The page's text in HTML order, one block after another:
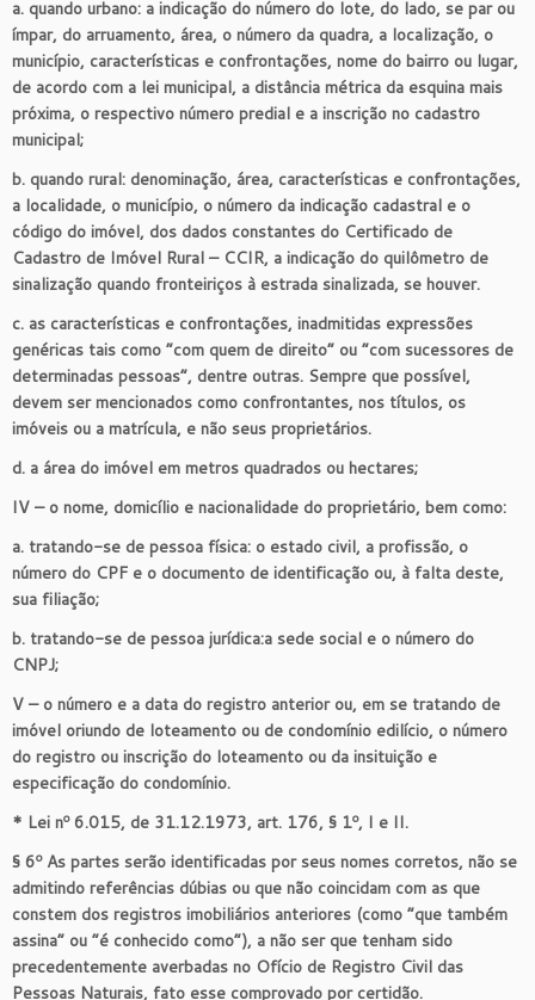
a. quando urbano: a indicação do número do lote, do lado, se par ou
ímpar, do arruamento, área, o número da quadra, a localização, o
município, características e confrontações, nome do bairro ou lugar,
de acordo com a lei municipal, a distância métrica da esquina mais
próxima, o respectivo número predial e a inscrição no cadastro
municipal;
b. quando rural: denominação, área, características e confrontações,
a localidade, o município, o número da indicação cadastral e o
código do imóvel, dos dados constantes do Certificado de
Cadastro de Imóvel Rural – CCIR, a indicação do quilômetro de
sinalização quando fronteiriços à estrada sinalizada, se houver.
c. as características e confrontações, inadmitidas expressões
genéricas tais como “com quem de direito” ou “com sucessores de
determinadas pessoas”, dentre outras. Sempre que possível,
devem ser mencionados como confrontantes, nos títulos, os
imóveis ou a matrícula, e não seus proprietários.
d. a área do imóvel em metros quadrados ou hectares;
IV – o nome, domicílio e nacionalidade do proprietário, bem como:
a. tratando-se de pessoa física: o estado civil, a profissão, o
número do CPF e o documento de identificação ou, à falta deste,
sua filiação;
b. tratando-se de pessoa jurídica:a sede social e o número do
CNPJ;
V – o número e a data do registro anterior ou, em se tratando de
imóvel oriundo de loteamento ou de condomínio edilício, o número
do registro ou inscrição do loteamento ou da insituição e
especificação do condomínio.
* Lei nº 6.015, de 31.12.1973, art. 176, § 1º, I e II.
§ 6º As partes serão identificadas por seus nomes corretos, não se
admitindo referências dúbias ou que não coincidam com as que
constem dos registros imobiliários anteriores (como “que também
assina” ou “é conhecido como”), a não ser que tenham sido
precedentemente averbadas no Ofício de Registro Civil das
Pessoas Naturais, fato esse comprovado por certidão.